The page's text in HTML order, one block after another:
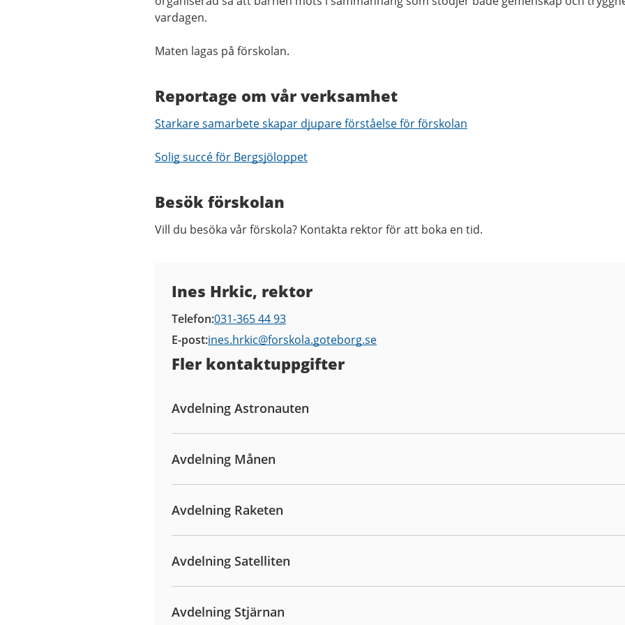
vardagen.
Maten lagas på förskolan.
Reportage om vår verksamhet
Starkare samarbete skapar djupare förståelse för förskolan
Solig succé för Bergsjöloppet
Besök förskolan
Vill du besöka vår förskola? Kontakta rektor för att boka en tid.
Ines Hrkic, rektor
Telefon 031-365 44 93
E-post ines.hrkic@forskola.goteborg.se
Fler kontaktuppgifter
Avdelning Astronauten
Avdelning Månen
Avdelning Raketen
Avdelning Satelliten
Avdelning Stjärnan